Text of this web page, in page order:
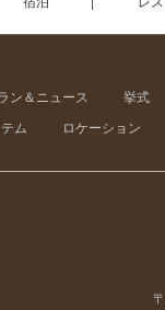
ン＆ニュース 挙式
ム
ロケーション